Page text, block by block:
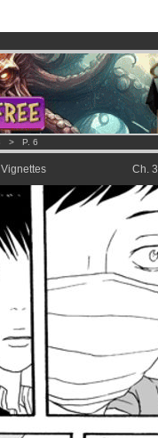
!Clique ici pour t'abonner
> P. 6
Vignettes Ch. 3